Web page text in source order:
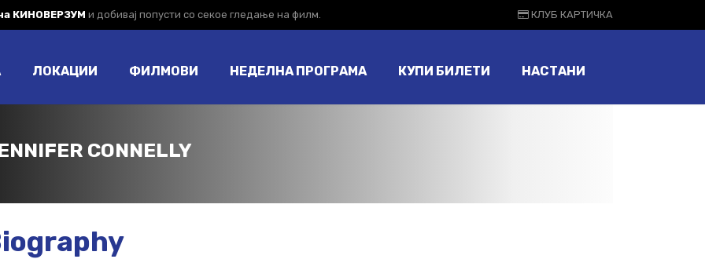
КИНОВЕРЗУМ и добивај попусти со секое гледање на филм. КЛУБ КАРТИЧКА
ЛОКАЦИИ ФИЛМОВИ НЕДЕЛНА ПРОГРАМА КУПИ БИЛЕТИ НАСТАНИ
CONNELLY